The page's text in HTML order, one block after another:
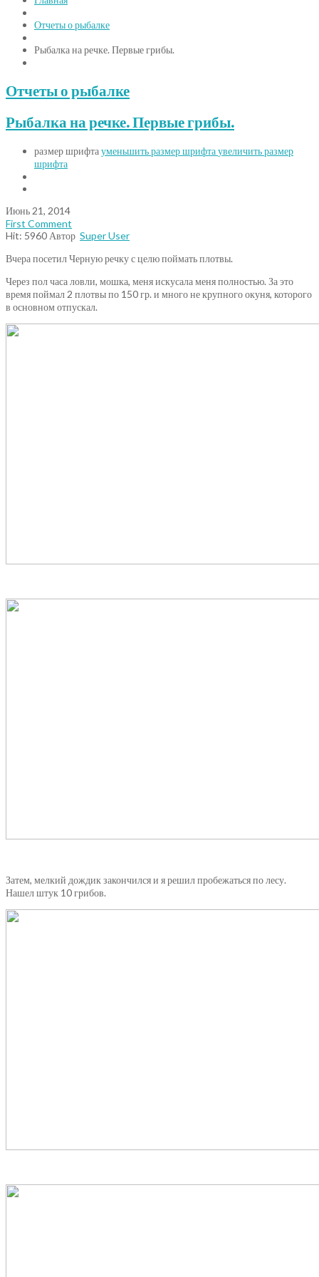
Отчеты о рыбалке
Рыбалка на речке. Первые грибы.
Отчеты о рыбалке
Рыбалка на речке. Первые грибы.
размер шрифтауменьшить размер шрифтаувеличить размер
шрифта
Июнь 21, 2014
First Comment
Hit: 5960 Автор Super User
Вчера посетил Черную речку с целю поймать плотвы.
Через пол часа ловли, мошка, меня искусала меня полностью. За это
время поймал 2 плотвы по 150 гр. и много не крупного окуня, которого
в основном отпускал.
Затем, мелкий дождик закончился и я решил пробежаться по лесу.
Нашел штук 10 грибов.